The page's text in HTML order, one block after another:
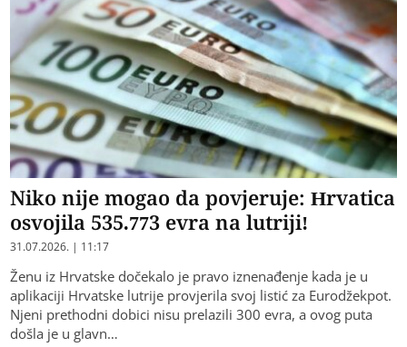
Niko nije mogao da povjeruje: Hrvatica
osvojila 535.773 evra na lutriji!
31.07.2026. | 11:17
Ženu iz Hrvatske dočekalo je pravo iznenađenje kada je u
aplikaciji Hrvatske lutrije provjerila svoj listić za Eurodžekpot.
Njeni prethodni dobici nisu prelazili 300 evra, a ovog puta
došla je u glavn…